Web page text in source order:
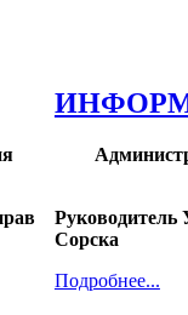
Руководитель
Сорска
Подробнее...